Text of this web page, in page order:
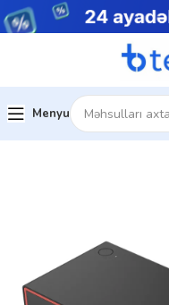
Menyu
Ev Kompüter aksesuarları